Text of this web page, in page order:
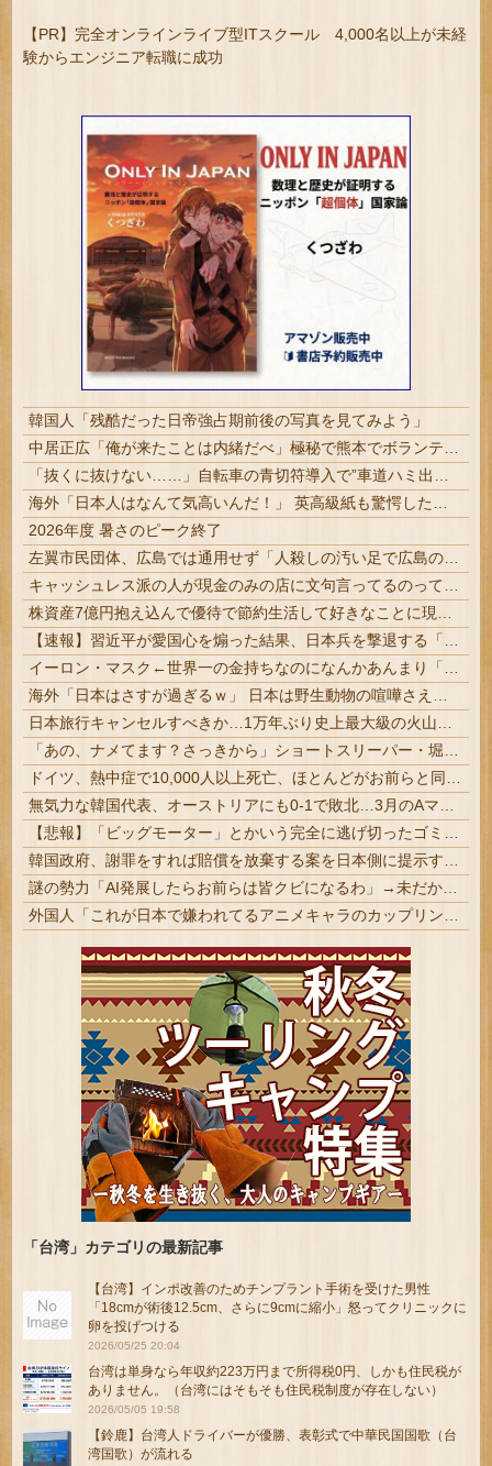
【PR】完全オンラインライブ型ITスクール 4,000名以上が未経
験からエンジニア転職に成功
韓国人「残酷だった日帝強占期前後の写真を見てみよう」
2026年度 暑さのピーク終了
「台湾」カテゴリの最新記事
【台湾】インポ改善のためチンプラント手術を受けた男性
「18cmが術後12.5cm、さらに9cmに縮小」怒ってクリニックに
卵を投げつける
2026/05/25 20:04
台湾は単身なら年収約223万円まで所得税0円、しかも住民税が
ありません。（台湾にはそもそも住民税制度が存在しない）
2026/05/05 19:58
【鈴鹿】台湾人ドライバーが優勝、表彰式で中華民国国歌（台
湾国歌）が流れる